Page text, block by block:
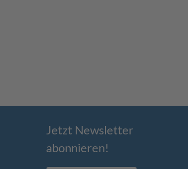
Jetzt Newsletter
abonnieren!